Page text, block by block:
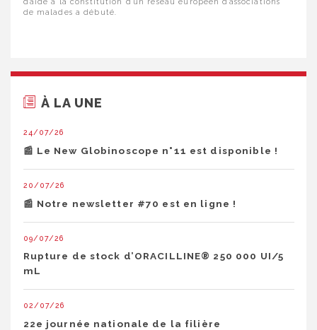
de malades a débuté.
À LA UNE
24/07/26
📰 Le New Globinoscope n°11 est disponible !
20/07/26
📰 Notre newsletter #70 est en ligne !
09/07/26
Rupture de stock d’ORACILLINE® 250 000 UI/5
mL
02/07/26
22e journée nationale de la filière